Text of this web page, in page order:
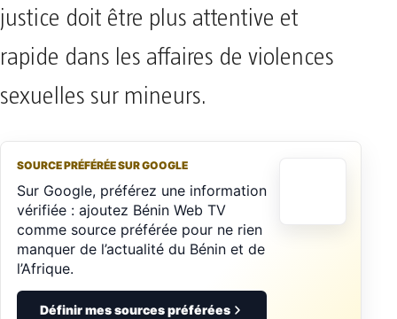
justice doit être plus attentive et
rapide dans les affaires de violences
sexuelles sur mineurs.
SOURCE PRÉFÉRÉE SUR GOOGLE
Sur Google, préférez une information
vérifiée : ajoutez Bénin Web TV
comme source préférée pour ne rien
manquer de l’actualité du Bénin et de
l’Afrique.
Définir mes sources préférées